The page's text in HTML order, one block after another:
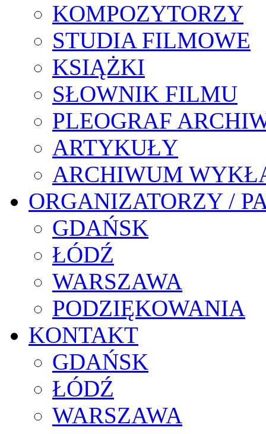
KOMPOZYTORZY
STUDIA FILMOWE
KSIĄŻKI
SŁOWNIK FILMU
PLEOGRAF
ARTYKUŁY
ARCHIWUM
ORGANIZATORZY /
GDAŃSK
ŁÓDŹ
WARSZAWA
PODZIĘKOWANIA
KONTAKT
GDAŃSK
ŁÓDŹ
WARSZAWA